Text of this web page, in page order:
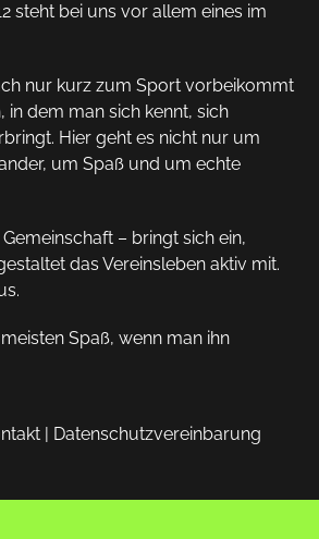
steht bei uns vor allem eines im
nur kurz zum Sport vorbeikommt
in dem man sich kennt, sich
Hier geht es nicht nur um
um Spaß und um echte
– bringt sich ein,
das Vereinsleben aktiv mit.
Spaß, wenn man ihn
| Datenschutzvereinbarung